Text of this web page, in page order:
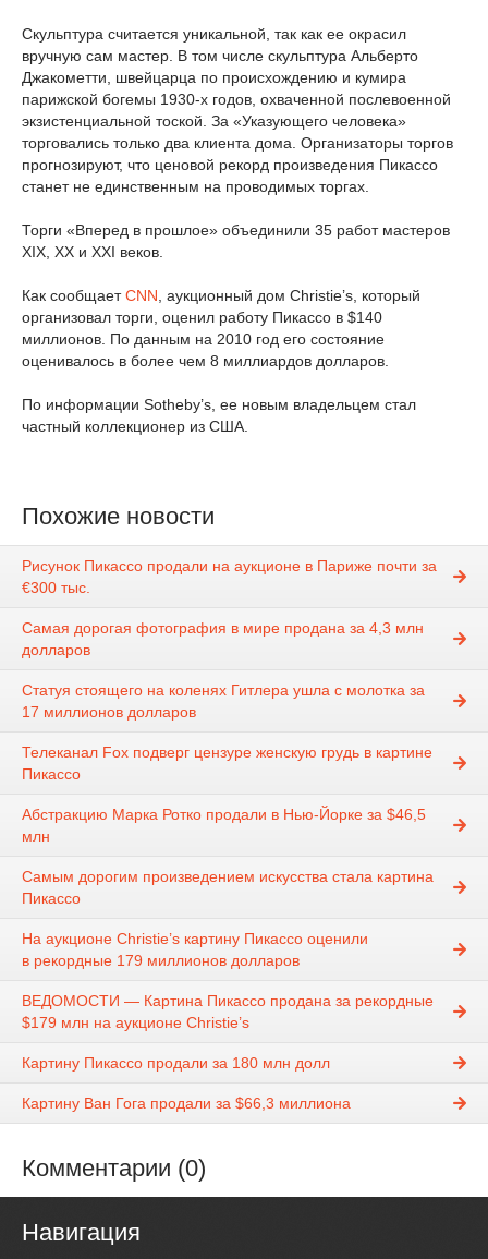
Скульптура считается уникальной, так как ее окрасил
вручную сам мастер. В том числе скульптура Альберто
Джакометти, швейцарца по происхождению и кумира
парижской богемы 1930-х годов, охваченной послевоенной
экзистенциальной тоской. За «Указующего человека»
торговались только два клиента дома. Организаторы торгов
прогнозируют, что ценовой рекорд произведения Пикассо
станет не единственным на проводимых торгах.
Торги «Вперед в прошлое» объединили 35 работ мастеров
XIX, XX и XXI веков.
Как сообщаетCNN , аукционный дом Christie’s, который
организовал торги, оценил работу Пикассо в $140
миллионов. По данным на 2010 год его состояние
оценивалось в более чем 8 миллиардов долларов.
По информации Sotheby’s, ее новым владельцем стал
частный коллекционер из США.
Похожие новости
Рисунок Пикассо продали на аукционе в Париже почти за
€300 тыс.
Самая дорогая фотография в мире продана за 4,3 млн
долларов
Статуя стоящего на коленях Гитлера ушла с молотка за
17 миллионов долларов
Телеканал Fox подверг цензуре женскую грудь в картине
Пикассо
Абстракцию Марка Ротко продали в Нью-Йорке за $46,5
млн
Самым дорогим произведением искусства стала картина
Пикассо
На аукционе Christie’s картину Пикассо оценили
в рекордные 179 миллионов долларов
ВЕДОМОСТИ — Картина Пикассо продана за рекордные
$179 млн на аукционе Christie’s
Картину Пикассо продали за 180 млн долл
Картину Ван Гога продали за $66,3 миллиона
Комментарии (0)
Навигация